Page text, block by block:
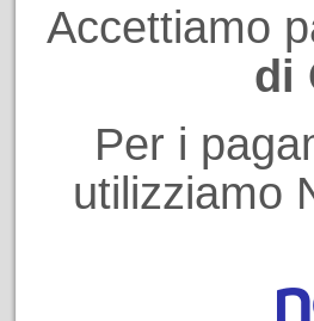
Accettiamo
di
Per i
utilizziamo